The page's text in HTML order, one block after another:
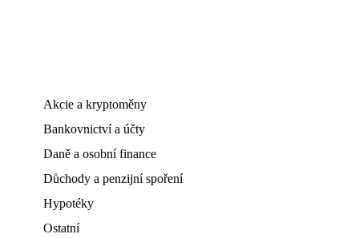
Akcie a kryptoměny
Bankovnictví a účty
Daně a osobní finance
Důchody a penzijní spoření
Hypotéky
Ostatní